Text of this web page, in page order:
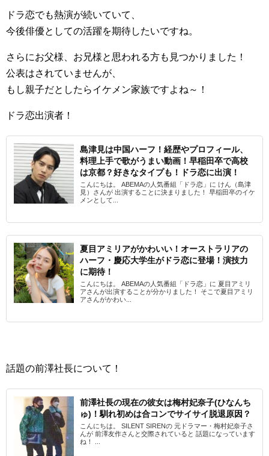
ドラ恋でも熱演が続いていて、
今後俳優としての活躍を期待したいですね。
さらにお父様、お兄様と思われる方も見つかりました！
公表はされていませんが、
もし親子だとしたらイケメン家族ですよね～！
ドラ恋出演者！
島津見は中国ハーフ！経歴やプロフィール、
料理上手で歌がうまい動画！早稲田卒で高校
は京都？好きなタイプも！ドラ恋に出演！
こんにちは。 ABEMAの人気番組「ドラ恋」に けん（島津
見）さんが 出演することに決まりました！ 早稲田卒のイケ
メンとして...
夏目アミリアがかわいい！オーストラリアの
ハーフ・慶応大学生がドラ恋に登場！演技力
に期待！
こんにちは。 ABEMAの人気番組「ドラ恋」に 夏目アミリ
アさんが出演することが分かりました！ そこで夏目アミリ
アさんがかわい...
話題の前澤社長について！
前澤社長の現在の彼女は梅村妃奈子(ひなんち
ゅ)！馴れ初めは合コンでサイサイ脱退原因？
こんにちは。 SILENT SIRENの 元ドラマー・梅村妃奈子さ
んが 前澤友作さんと交際されていると 話題になっています
ね！ ...